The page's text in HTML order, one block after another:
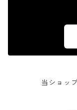
当ショッ